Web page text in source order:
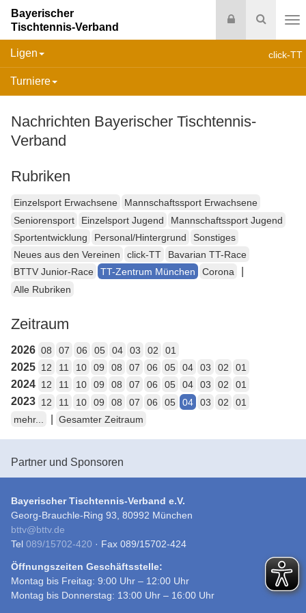
Suche
Login
Bayerischer
Tischtennis-Verband
click-TT
Ligen
Turniere
Nachrichten Bayerischer Tischtennis-
Verband
Rubriken
Einzelsport Erwachsene
Mannschaftssport Erwachsene
Seniorensport
Einzelsport Jugend
Mannschaftssport Jugend
Sportentwicklung
Personal/Hintergrund
Sonstiges
Neues aus den Vereinen
click-TT
Bavarian TT-Race
BTTV Junior-Race
TT-Zentrum München Corona
Alle Rubriken
Zeitraum
2026 08 07 06 05 04 03 02 01
2025 12 11 10 09 08 07 06 05 04 03 02 01
2024 12 11 10 09 08 07 06 05 04 03 02 01
2023 12 11 10 09 08 07 06 05 04 03 02
01
mehr...
Gesamter Zeitraum
Partner und Sponsoren
Bayerischer Tischtennis-Verband e.V.
Georg-Brauchle-Ring 93, 80992 München
bttv@bttv.de
Tel 089/15702-420 · Fax 089/15702-424
Öffnungszeiten Geschäftsstelle:
Montag bis Freitag: 9:00 Uhr – 12:00 Uhr
Montag bis Donnerstag: 13:00 Uhr – 16:00 Uhr